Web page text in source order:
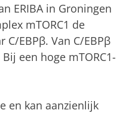
ERIBA in Groningen
mTORC1 de
EBPβ. Van C/EBPβ
een hoge mTORC1-
en kan aanzienlijk